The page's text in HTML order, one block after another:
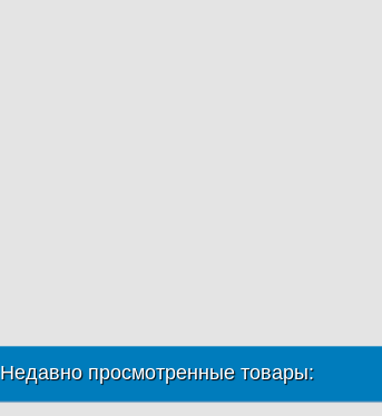
Недавно просмотренные товары: